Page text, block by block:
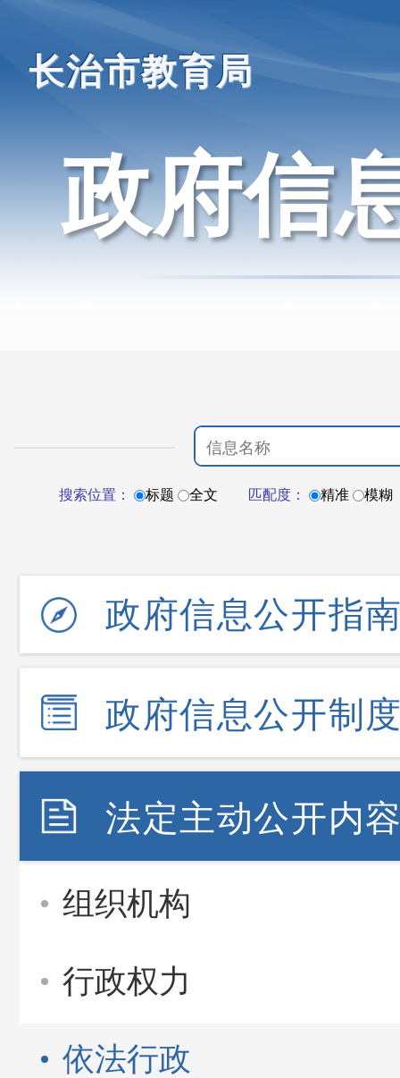
长治市教育局
政府信
搜索位置： 标题 全文 匹配度： 精准 模糊
政府信息公开指
政府信息公开制
法定主动公开内
组织机构
行政权力
依法行政